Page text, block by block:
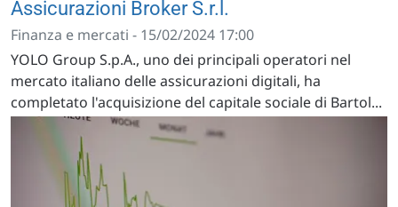
Assicurazioni Broker S.r.l.
Finanza e mercati - 15/02/2024 17:00
YOLO Group S.p.A., uno dei principali operatori nel
mercato italiano delle assicurazioni digitali, ha
completato l'acquisizione del capitale sociale di Bartol...